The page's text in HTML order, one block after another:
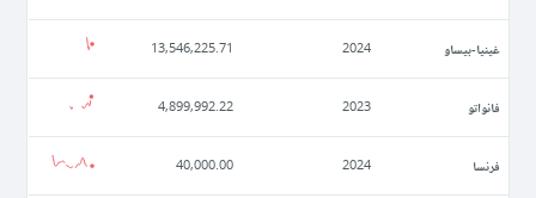
غينيا-بيساو 2024
13,546,225.71
فانواتو 2023
4,899,992.22
فرنسا 2024
40,000.00